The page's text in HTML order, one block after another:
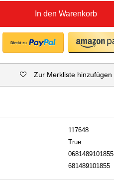
In den Warenkorb
Zur Merkliste hinzufügen
117648
True
0681489101855
681489101855